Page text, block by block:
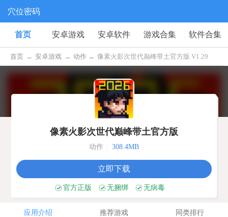
穴位密码
首页 安卓游戏 安卓软件 游戏合集 软件合集
首页 → 安卓游戏 → 动作 → 像素火影次世代巅峰带土官方版 V1.29
像素火影次世代巅峰带土官方版
动作 308.4MB
立即下载
官方正版 无捆绑 无病毒
应用介绍 推荐游戏 同类排行